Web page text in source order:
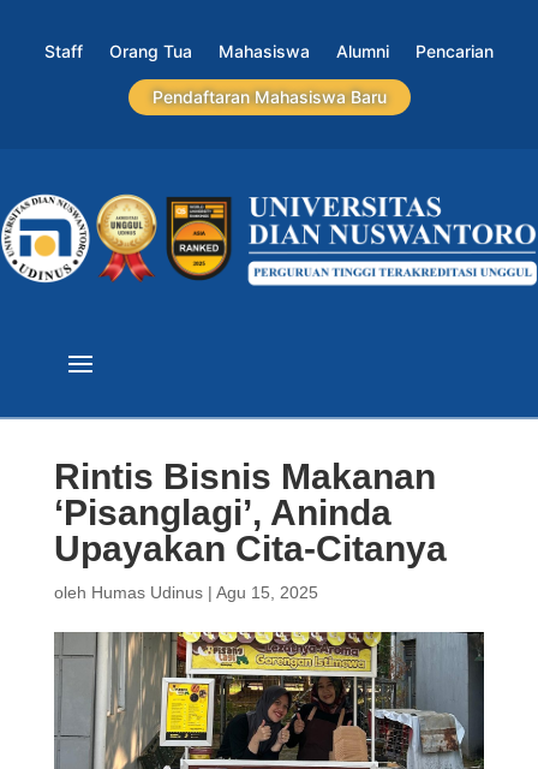
Staff Orang Tua Mahasiswa Alumni Pencarian
Pendaftaran Mahasiswa Baru
Rintis Bisnis Makanan
‘Pisanglagi’, Aninda
Upayakan Cita-Citanya
oleh Humas Udinus| Agu 15, 2025